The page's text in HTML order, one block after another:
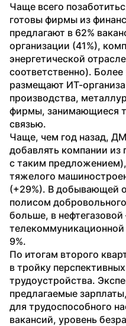
Чаще всего
готовы фирмы из
предлагают в 62%
организации (41%),
энергетической
соответственно).
размещают ИТ-
производства,
фирмы, занимающиеся
связью.
Чаще, чем год назад,
добавлять компании из
с таким
тяжелого
(+29%). В добывающей
полисом
больше, в нефтегазовой
телекоммуникационной
9%.
По итогам второго
в тройку
трудоустройства.
предлагаемые
для трудоспособного
вакансий, уровень